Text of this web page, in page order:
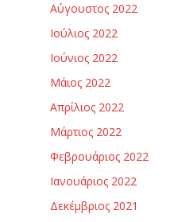
Αύγουστος 2022
Ιούλιος 2022
Ιούνιος 2022
Μάιος 2022
Απρίλιος 2022
Μάρτιος 2022
Φεβρουάριος 2022
Ιανουάριος 2022
Δεκέμβριος 2021